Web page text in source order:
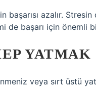
başarısı azalır.
de başarı için önemli
veya sırt üstü